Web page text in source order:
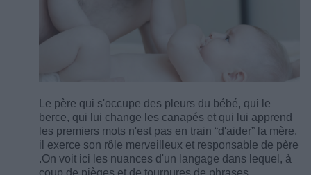
Le père qui s'occupe des pleurs du bébé, qui le
berce, qui lui change les canapés et qui lui apprend
les premiers mots n'est pas en train “d'aider” la mère,
il exerce son rôle merveilleux et responsable de père
.On voit ici les nuances d'un langage dans lequel, à
coup de pièges et de tournures de phrases